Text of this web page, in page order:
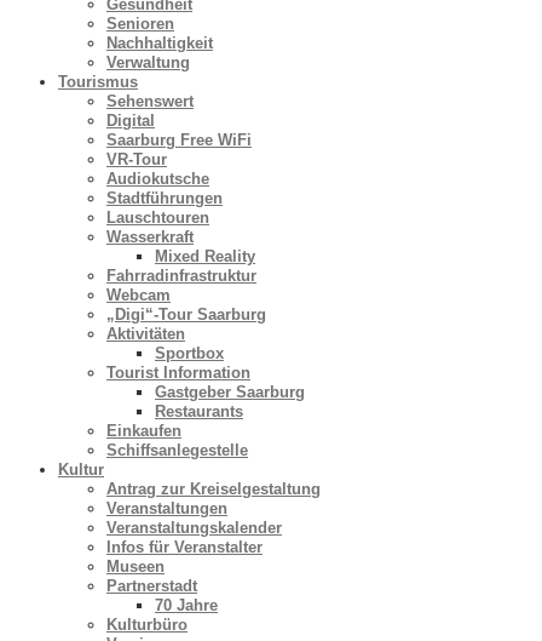
Gesundheit
Senioren
Nachhaltigkeit
Verwaltung
Tourismus
Sehenswert
Digital
Saarburg Free WiFi
VR-Tour
Audiokutsche
Stadtführungen
Lauschtouren
Wasserkraft
Mixed Reality
Fahrradinfrastruktur
Webcam
„Digi“-Tour Saarburg
Aktivitäten
Sportbox
Tourist Information
Gastgeber Saarburg
Restaurants
Einkaufen
Schiffsanlegestelle
Kultur
Antrag zur Kreiselgestaltung
Veranstaltungen
Veranstaltungskalender
Infos für Veranstalter
Museen
Partnerstadt
70 Jahre
Kulturbüro